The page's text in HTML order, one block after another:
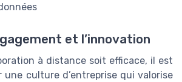
et l’innovation
à distance soit efficace, il est
une culture d’entreprise qui valorise